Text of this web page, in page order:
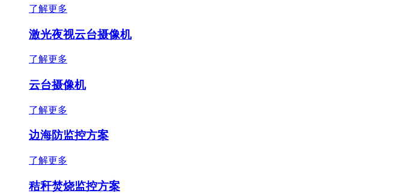
了解更多
激光夜视云台摄像机
了解更多
云台摄像机
了解更多
边海防监控方案
了解更多
秸秆焚烧监控方案